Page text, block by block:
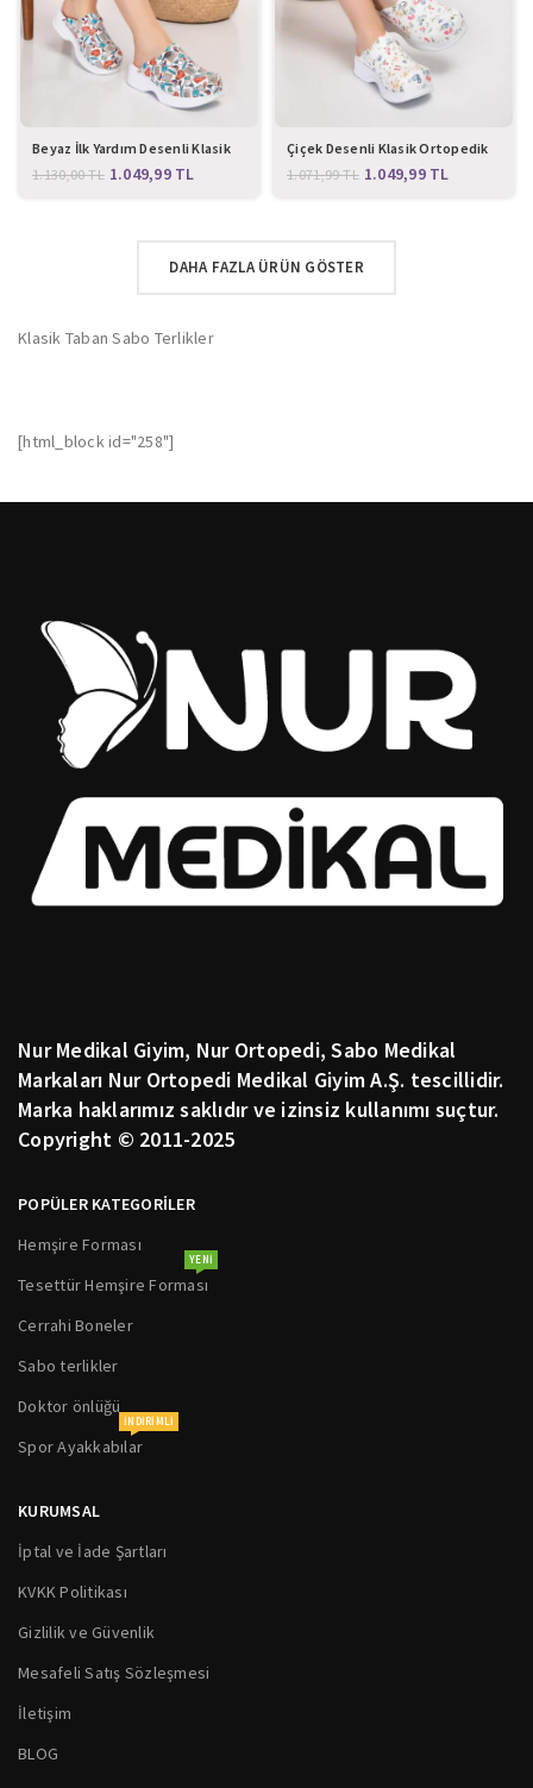
Beyaz İlk Yardım Desenli Klasik
1.130,00TL 1.049,99 TL
Çiçek Desenli Klasik Ortopedik
Bayan Sabo Terlik 109
1.071,99TL 1.049,99 TL
DAHA FAZLA ÜRÜN GÖSTER
Klasik Taban Sabo Terlikler
[html_block id="258"]
Nur Medikal Giyim, Nur Ortopedi, Sabo Medikal
Markaları Nur Ortopedi Medikal Giyim A.Ş. tescillidir.
Marka haklarımız saklıdır ve izinsiz kullanımı suçtur.
Copyright © 2011-2025
POPÜLER KATEGORİLER
Hemşire Forması
Tesettür Hemşire Forması
YENI
Cerrahi Boneler
Sabo terlikler
Doktor önlüğü
Spor Ayakkabılar
INDIRIMLI
KURUMSAL
İptal ve İade Şartları
KVKK Politikası
Gizlilik ve Güvenlik
Mesafeli Satış Sözleşmesi
İletişim
BLOG